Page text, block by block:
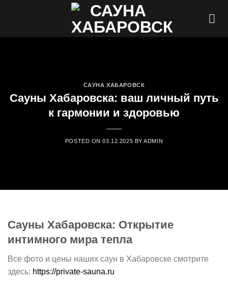
САУНА ХАБАРОВСК
Сауны Хабаровска: ваш личный путь
к гармонии и здоровью
POSTED ON03.12.2025 BYADMIN
Сауны Хабаровска: Открытие
интимного мира тепла
Все фото и цены наших саун в Хабаровске смотрите
здесь: https://private-sauna.ru